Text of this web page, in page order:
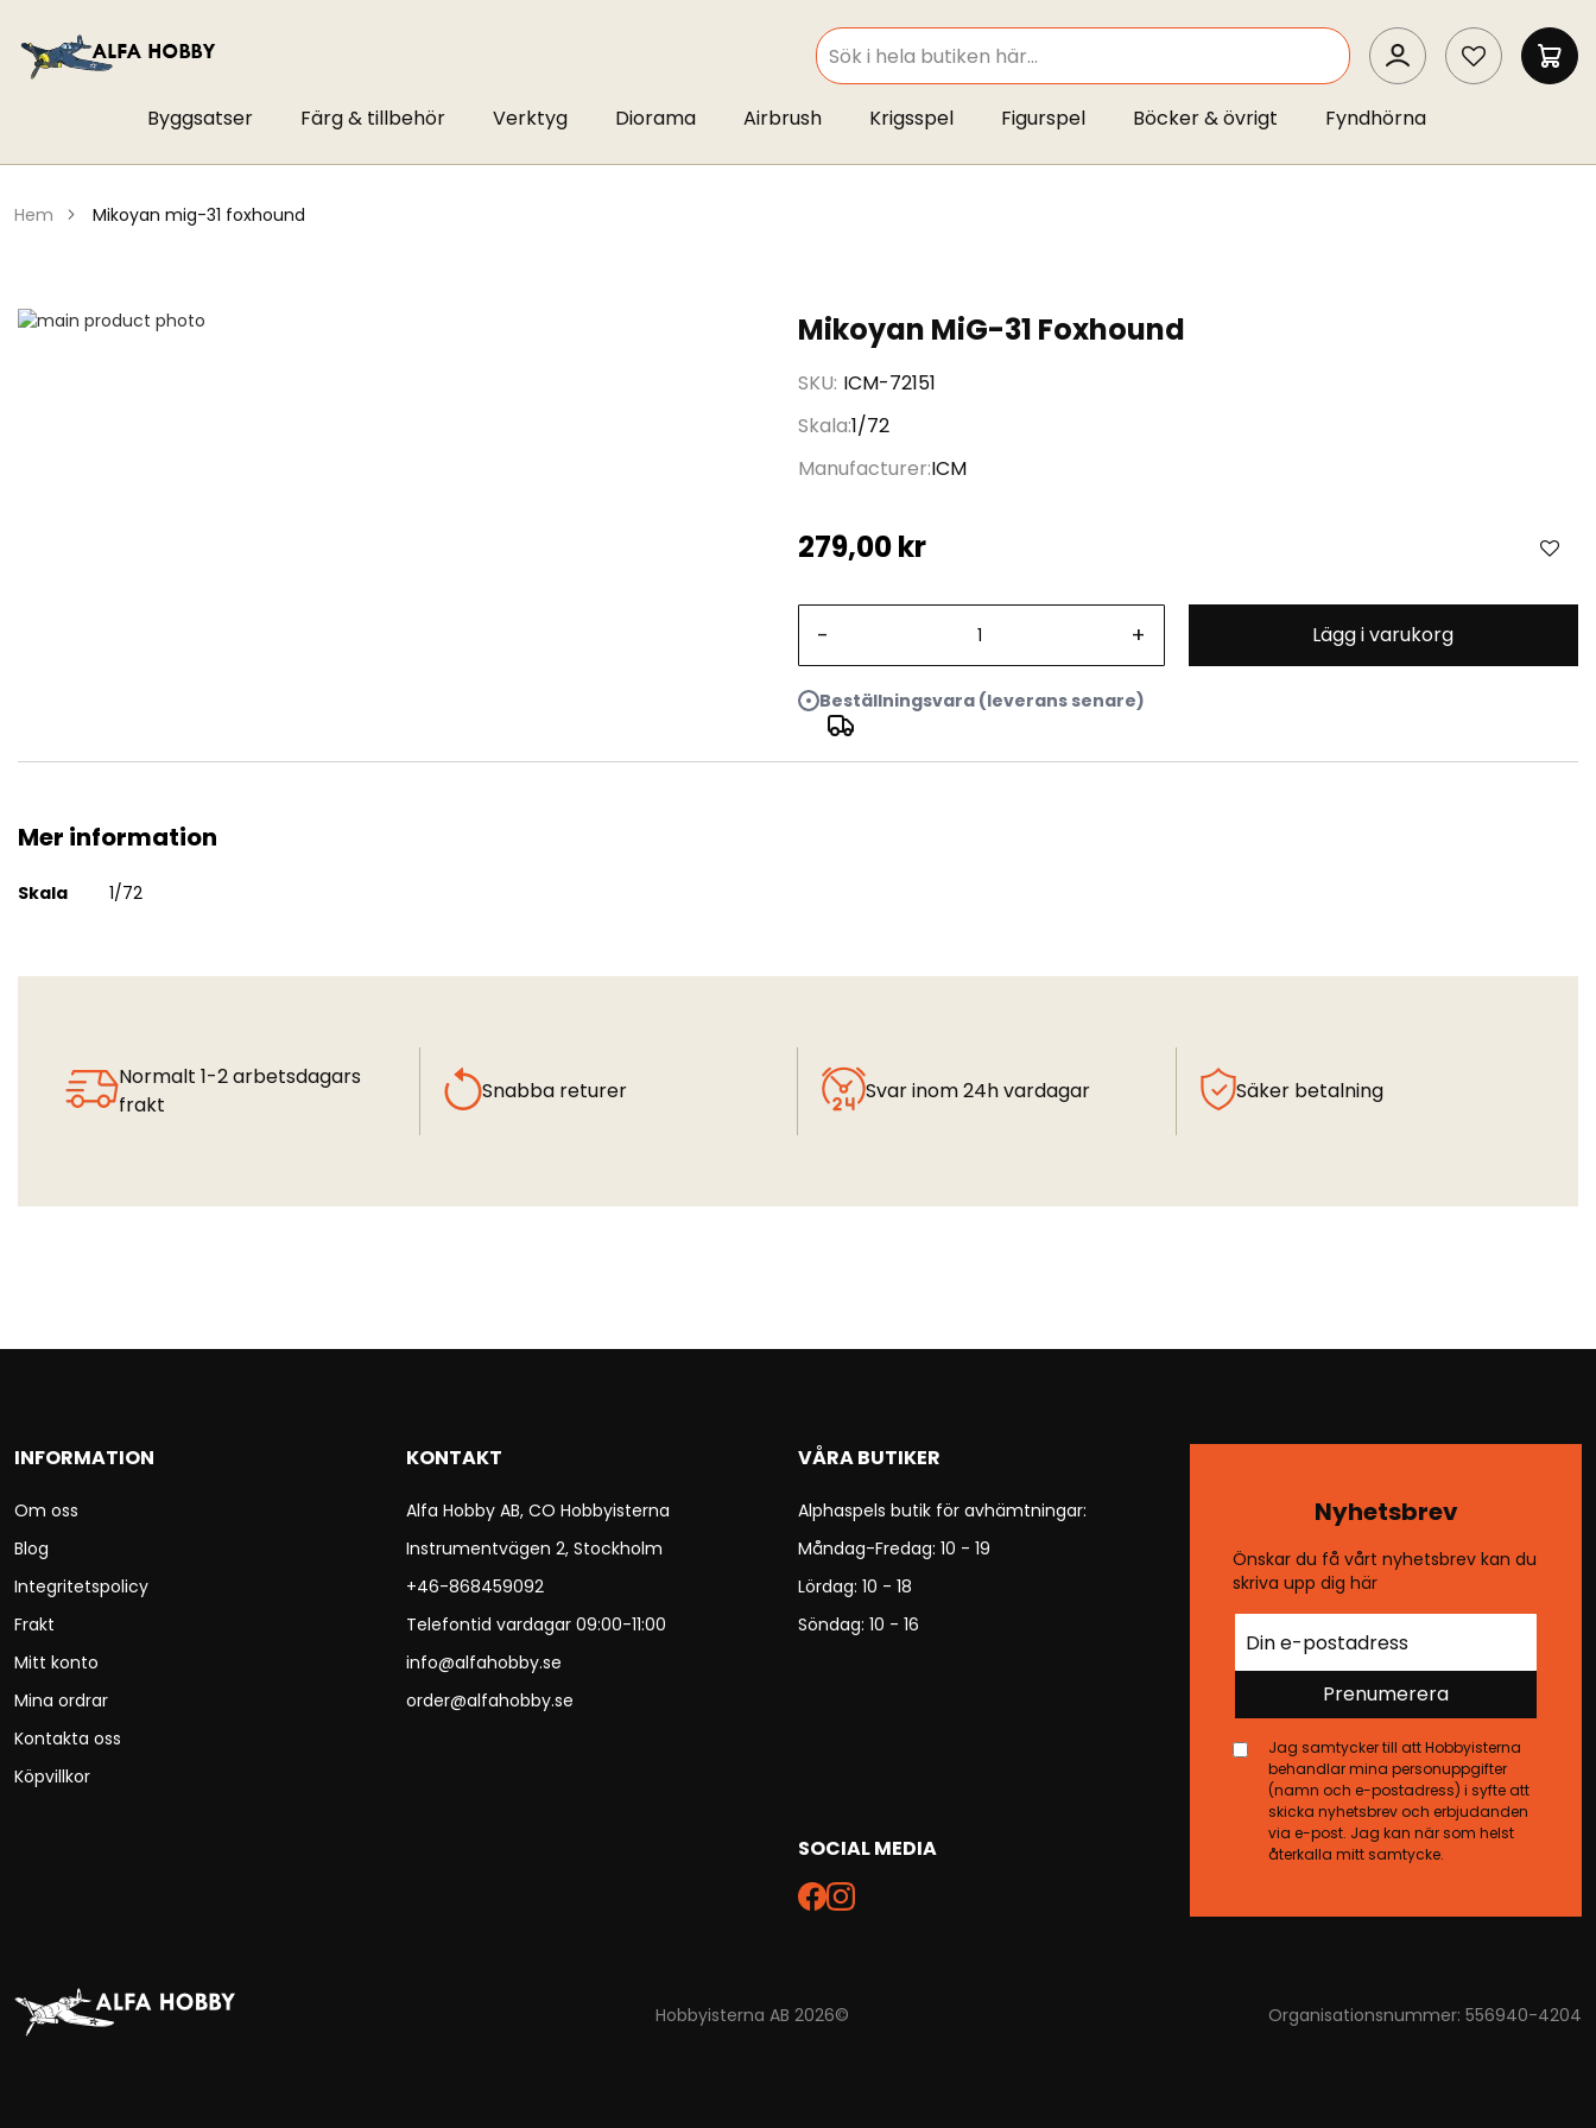
SEARCH
SEARCH
MIN
Byggsatser Färg & tillbehör Verktyg Diorama Airbrush Krigsspel Figurspel Böcker & övrigt Fyndhörna
hem mikoyan mig-31 foxhound
Mikoyan MiG-31 Foxhound
SKU ICM-72151
Skala1/72
Manufacturer ICM
279,00 kr
- + Lägg i varukorg
Beställningsvara (leverans senare)
Hoppa
Mer information
Mer
Skala 1/72
Normalt 1-2 arbetsdagars
frakt
Snabba returer Svar inom 24h vardagar Säker betalning
INFORMATION
Om oss
Blog
Integritetspolicy
Frakt
Mitt konto
Mina ordrar
Kontakta oss
Köpvillkor
KONTAKT
Alfa Hobby AB, CO Hobbyisterna
Instrumentvägen 2, Stockholm
+46-868459092
Telefontid vardagar 09:00-11:00
info@alfahobby.se
order@alfahobby.se
VÅRA BUTIKER
Alphaspels butik för avhämtningar:
Måndag-Fredag: 10 - 19
Lördag: 10 - 18
Söndag: 10 - 16
SOCIAL MEDIA
Nyhetsbrev
Önskar du få vårt nyhetsbrev kan du
skriva upp dig här
Prenumerera
Jag samtycker till att Hobbyisterna
behandlar mina personuppgifter
(namn och e-postadress) i syfte att
skicka nyhetsbrev och erbjudanden
via e-post. Jag kan när som helst
återkalla mitt samtycke.
Hobbyisterna AB 2026© Organisationsnummer: 556940-4204